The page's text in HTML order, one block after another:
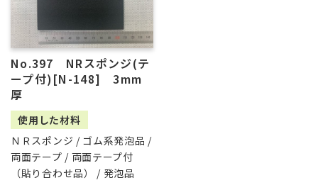
No.397 NRスポンジ(テ
ープ付)[N-148] 3mm
厚
使用した材料
ＮＲスポンジ / ゴム系発泡品 /
両面テープ / 両面テープ付
（貼り合わせ品） / 発泡品